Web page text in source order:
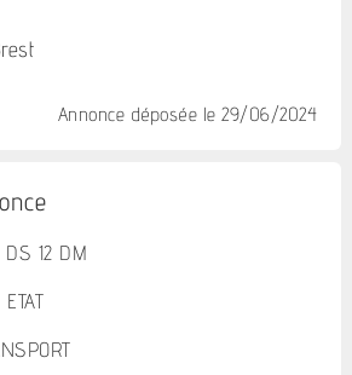
Annonce déposée le 29/06/2024
DS 12 DM